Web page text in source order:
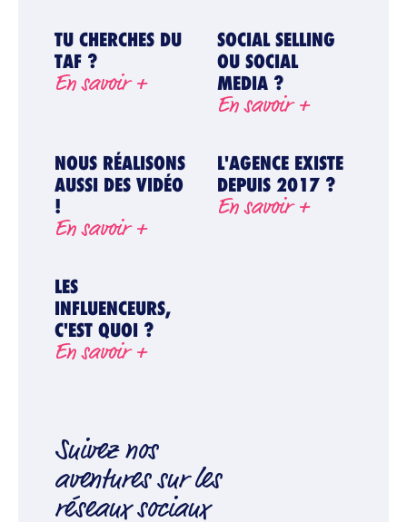
TU CHERCHES DU
TAF ?
En savoir +
SOCIAL SELLING
OU SOCIAL
MEDIA ?
En savoir +
NOUS RÉALISONS
AUSSI DES VIDÉO
!
En savoir +
L'AGENCE EXISTE
DEPUIS 2017 ?
En savoir +
LES
INFLUENCEURS,
C'EST QUOI ?
En savoir +
Suivez nos
aventures sur les
réseaux sociaux
SOLUTIONS
BLOG
CONTACT